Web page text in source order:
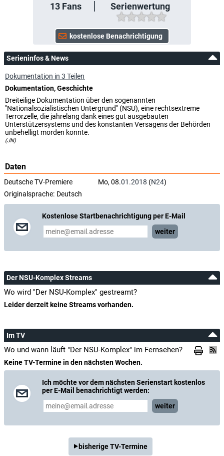
13Fans Serienwertung
Serieninfos & News
Dokumentation in 3 Teilen
Dokumentation, Geschichte
Dreiteilige Dokumentation über den sogenannten
"Nationalsozialistischen Untergrund" (NSU), eine rechtsextreme
Terrorzelle, die jahrelang dank eines gut ausgebauten
Unterstützersystems und des konstanten Versagens der Behörden
unbehelligt morden konnte.
(JN)
Daten
Deutsche TV-Premiere Mo, 08.01.2018 (N24)
Originalsprache: Deutsch
Kostenlose Startbenachrichtigung per E-Mail
weiter
Der NSU-Komplex Streams
Wo wird "Der NSU-Komplex" gestreamt?
Leider derzeit keine Streams vorhanden.
Im TV
Wo und wann läuft "Der NSU-Komplex" im Fernsehen?
Keine TV-Termine in den nächsten Wochen.
Ich möchte vor dem nächsten Serienstart kostenlos
per E-Mail benachrichtigt werden:
weiter
bisherige TV-Termine